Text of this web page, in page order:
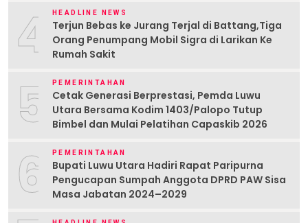
4 HEADLINE NEWS
Terjun Bebas ke Jurang Terjal di Battang,Tiga
Orang Penumpang Mobil Sigra di Larikan Ke
Rumah Sakit
5 PEMERINTAHAN
Cetak Generasi Berprestasi, Pemda Luwu
Utara Bersama Kodim 1403/Palopo Tutup
Bimbel dan Mulai Pelatihan Capaskib 2026
6 PEMERINTAHAN
Bupati Luwu Utara Hadiri Rapat Paripurna
Pengucapan Sumpah Anggota DPRD PAW Sisa
Masa Jabatan 2024–2029